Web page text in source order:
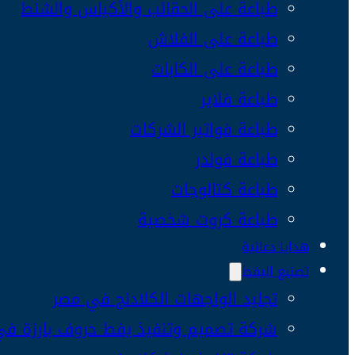
طباعة على الحقائب والأكياس والشنط
طباعة على الفلاش
طباعة على الكابات
طباعة فلاير
طباعة فواتير الشركات
طباعة فولدر
طباعة كتالوجات
طباعة كروت شخصية
هدايا دعائية
تصنيع اليفط
تجليد الواجهات الكلادنج في مصر
شركة تصميم وتنفيذ يفط حروف بارزة